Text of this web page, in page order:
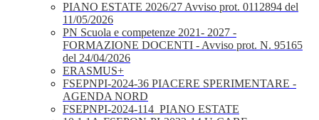
PIANO ESTATE 2026/27 Avviso prot. 0112894 del
11/05/2026
PN Scuola e competenze 2021- 2027 -
FORMAZIONE DOCENTI - Avviso prot. N. 95165
del 24/04/2026
ERASMUS+
FSEPNPI-2024-36 PIACERE SPERIMENTARE -
AGENDA NORD
FSEPNPI-2024-114_PIANO ESTATE